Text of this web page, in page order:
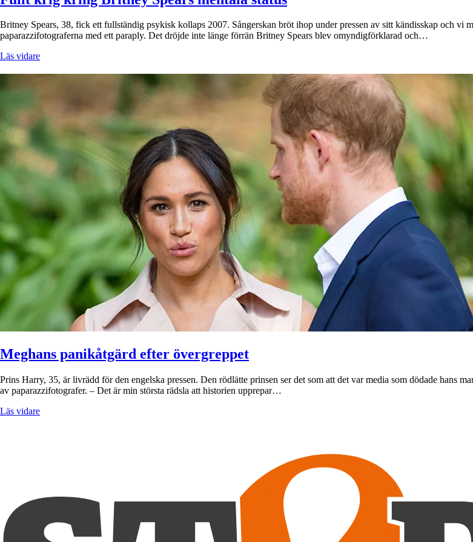
Britney Spears, 38, fick ett fullständig psykisk kollaps 2007. Sångerskan bröt ihop under pressen av sitt kändisskap och
paparazzifotograferna med ett paraply. Det dröjde inte länge förrän Britney Spears blev omyndigförklarad och…
Läs vidare
Meghans panikåtgärd efter övergreppet
Prins Harry, 35, är livrädd för den engelska pressen. Den rödlätte prinsen ser det som att det var media som dödade hans
av paparazzifotografer. – Det är min största rädsla att historien upprepar…
Läs vidare